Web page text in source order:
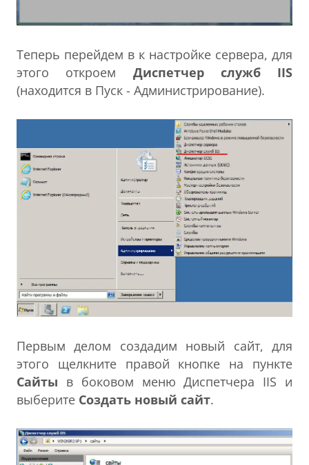
Теперь перейдем в к настройке сервера, для
этого откроем Диспетчер служб IIS
(находится в Пуск - Администрирование).
Первым делом создадим новый сайт, для
этого щелкните правой кнопке на пункте
Сайты в боковом меню Диспетчера IIS и
выберите Создать новый сайт.